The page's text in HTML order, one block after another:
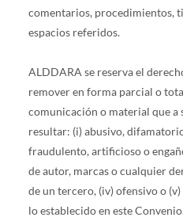
comentarios, procedimientos,
espacios referidos.
ALDDARA se reserva el
remover en forma parcial o
comunicación o material que a
resultar: (i) abusivo,
fraudulento, artificioso o
de autor, marcas o cualquier
de un tercero, (iv) ofensivo o
lo establecido en este